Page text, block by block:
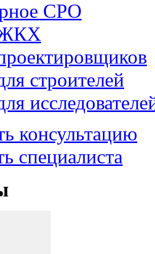
СРО
строителей
консультацию
специалиста